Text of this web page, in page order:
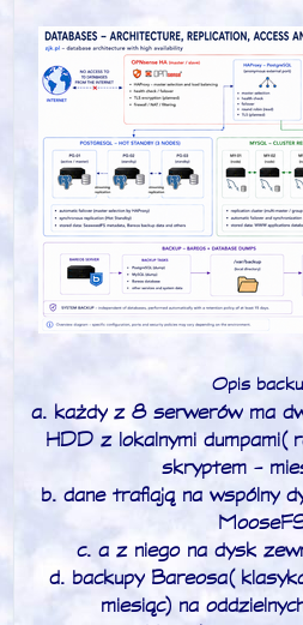
Opis
a. każdy z 8 serwerów ma
HDD z lokalnymi dumpami
skryptem -
b. dane trafiają na wspólny
c. a z niego na dysk
d. backupy Bareosa
miesiąc) na